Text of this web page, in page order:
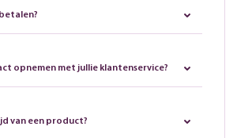
opnemen met jullie klantenservice?
van een product?